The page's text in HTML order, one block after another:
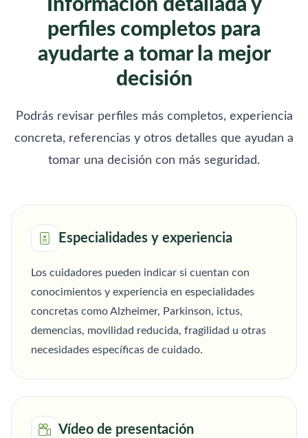
Información detallada y
perfiles completos para
ayudarte a tomar la mejor
decisión
Podrás revisar perfiles más completos, experiencia
concreta, referencias y otros detalles que ayudan a
tomar una decisión con más seguridad.
Especialidades y experiencia
Los cuidadores pueden indicar si cuentan con
conocimientos y experiencia en especialidades
concretas como Alzheimer, Parkinson, ictus,
demencias, movilidad reducida, fragilidad u otras
necesidades específicas de cuidado.
Vídeo de presentación